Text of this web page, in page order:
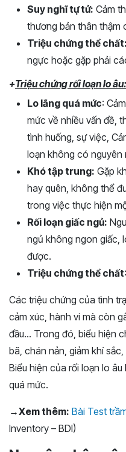
Suy nghĩ tự tử: Cảm
thương bản thân thậm
Triệu chứng thể chất:
ngực hoặc gặp phải
+Triệu chứng rối loạn lo âu:
Lo lắng quá mức:
mức về nhiều vấn đề,
tình huống, sự việc,
loạn không có nguyên
Khó tập trung: Gặp
hay quên, không thể
trong việc thực hiện
Rối loạn giấc ngủ:
ngủ không ngon giấc,
được.
Triệu chứng thể chất
Các triệu chứng của tình
cảm xúc, hành vi mà còn
đầu… Trong đó, biểu hiện
bã, chán nản, giảm khí
Biểu hiện của rối loạn lo
quá mức.
→Xem thêm: Bài Test
Inventory – BDI)